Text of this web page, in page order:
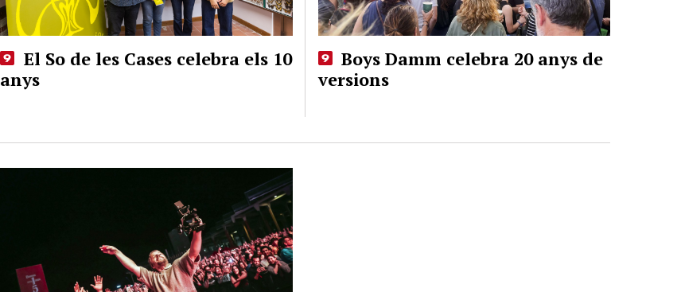
El So de les Cases celebra els 10
anys
Boys Damm celebra 20 anys de
versions